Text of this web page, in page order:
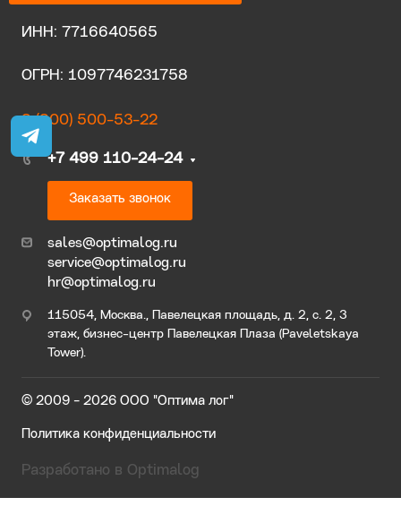
ИНН: 7716640565
ОГРН: 1097746231758
8 (800) 500-53-22
+7 499 110-24-24
Заказать звонок
sales@optimalog.ru
service@optimalog.ru
hr@optimalog.ru
115054, Москва., Павелецкая площадь, д. 2, с. 2, 3
этаж, бизнес-центр Павелецкая Плаза (Paveletskaya
Tower).
© 2009 - 2026 ООО "Оптима лог"
Политика конфиденциальности
Разработано в Optimalog